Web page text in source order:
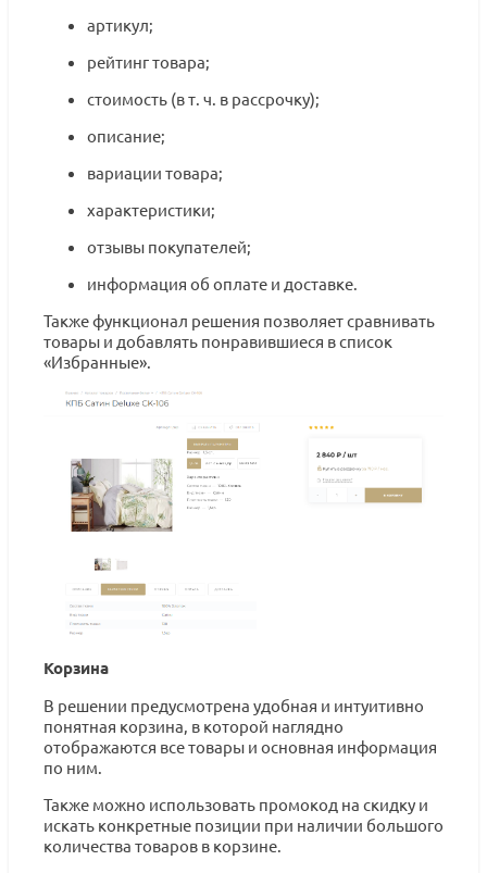
артикул;
рейтинг товара;
стоимость (в т. ч. в рассрочку);
описание;
вариации товара;
характеристики;
отзывы покупателей;
информация об оплате и доставке.
Также функционал решения позволяет сравнивать
товары и добавлять понравившиеся в список
«Избранные».
Корзина
В решении предусмотрена удобная и интуитивно
понятная корзина, в которой наглядно
отображаются все товары и основная информация
по ним.
Также можно использовать промокод на скидку и
искать конкретные позиции при наличии большого
количества товаров в корзине.